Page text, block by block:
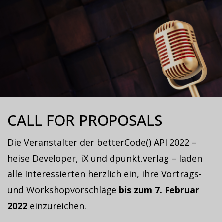
CALL FOR PROPOSALS
Die Veranstalter der betterCode() API 2022 –
heise Developer, iX und dpunkt.verlag – laden
alle Interessierten herzlich ein, ihre Vortrags-
und Workshopvorschläge bis zum 7. Februar
2022 einzureichen.